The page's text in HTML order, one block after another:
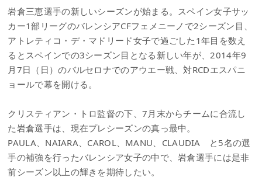
岩倉三恵選手の新しいシーズンが始まる。スペイン女子サッ
カー1部リーグのバレンシアCFフェメニーノで2シーズン目、
アトレティコ・デ・マドリード女子で過ごした1年目を数え
るとスペインでの3シーズン目となる新しい年が、2014年9
月7日（日）のバルセロナでのアウエー戦、対RCDエスパニ
ョールで幕を開ける。
クリスティアン・トロ監督の下、7月末からチームに合流し
た岩倉選手は、現在プレシーズンの真っ最中。
PAULA、NAIARA、CAROL、MANU、CLAUDIA と5名の選
手の補強を行ったバレンシア女子の中で、岩倉選手には是非
前シーズン以上の輝きを期待したい。